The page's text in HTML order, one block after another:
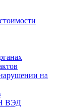
на
ВЭД